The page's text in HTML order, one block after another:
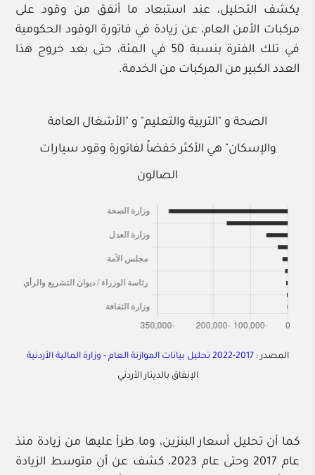
يكشف التحليل، عند استبعاد ما أنفق من وقود على
مركبات الأمن العام، عن زيادة في فاتورة الوقود الحكومية
في تلك الفترة بنسبة 50 في المئة، حتى بعد خروج هذا
العدد الكبير من المركبات من الخدمة.
الصحة و "التربية والتعليم" و "الأشغال العامة
والإسكان" هي الأكثر خفضاً لفاتورة وقود سيارات
الصالون
المصدر : 2017-2022 تحليل بيانات الموازنة العام - وزارة المالية الأردنية
الإنفاق بالدينار الأردني
كما أن تحليل أسعار البنزين، وما طرأ عليها من زيادة منذ
عام 2017 وحتى عام 2023، كشف عن أن متوسط الزيادة